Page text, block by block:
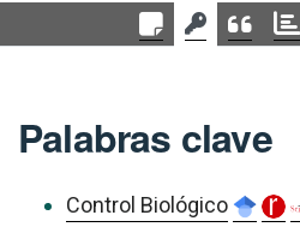
Palabras clave
Control Biológico